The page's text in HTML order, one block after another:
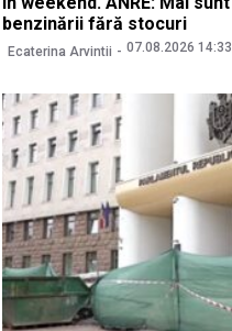
benzinării fără stocuri
Ecaterina Arvintii 07.08.2026 14:33